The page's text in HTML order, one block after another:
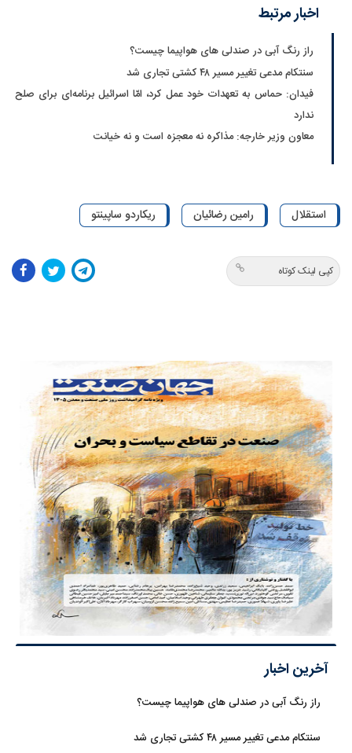
اخبار مرتبط
راز رنگ آبی در صندلی های هواپیما چیست؟
سنتکام مدعی تغییر مسیر ۴۸ کشتی تجاری شد
فیدان: حماس به تعهدات خود عمل کرد، امّا اسرائیل برنامه‌ای برای صلح
ندارد
معاون وزیر خارجه: مذاکره نه معجزه است و نه خیانت
استقلال رامین رضائیان ریکاردو ساپینتو
کپی لینک کوتاه
آخرین اخبار
راز رنگ آبی در صندلی های هواپیما چیست؟
سنتکام مدعی تغییر مسیر ۴۸ کشتی تجاری شد